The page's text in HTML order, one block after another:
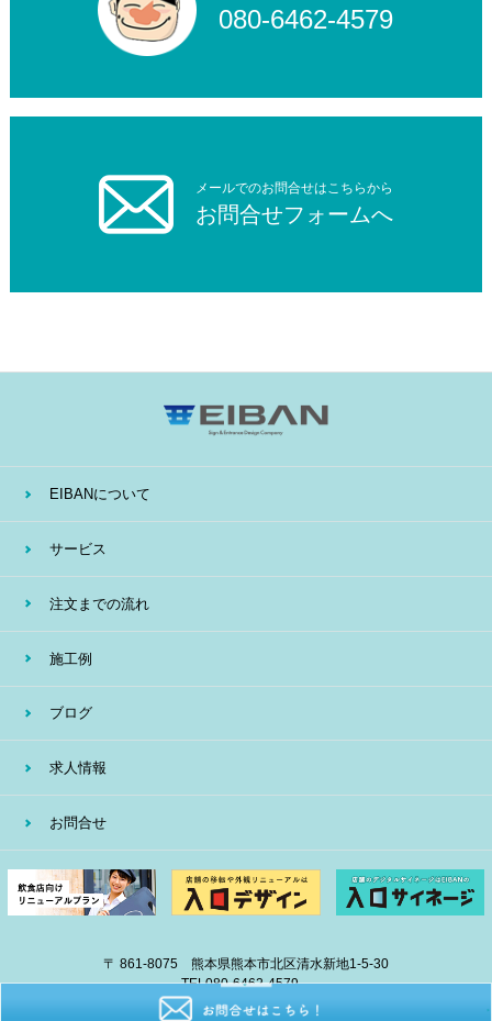
080-6462-4579
メールでのお問合せはこちらから
お問合せフォームへ
EIBANについて
サービス
注文までの流れ
施工例
ブログ
求人情報
お問合せ
〒 861-8075 熊本県熊本市北区清水新地1-5-30
TEL080-6462-4579
E-mail
info@eiban-sign.com